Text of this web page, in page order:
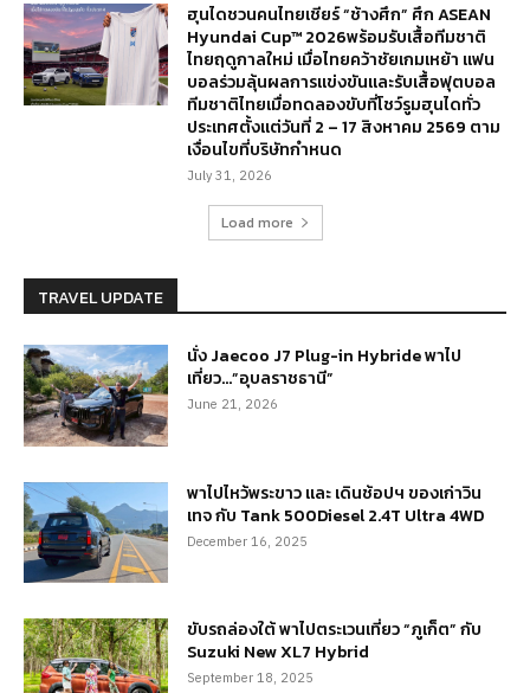
ฮุนไดชวนคนไทยเชียร์ “ช้างศึก” ศึก ASEAN
Hyundai Cup™ 2026พร้อมรับเสื้อทีมชาติ
ไทยฤดูกาลใหม่ เมื่อไทยคว้าชัยเกมเหย้า แฟน
บอลร่วมลุ้นผลการแข่งขันและรับเสื้อฟุตบอล
ทีมชาติไทยเมื่อทดลองขับที่โชว์รูมฮุนไดทั่ว
ประเทศตั้งแต่วันที่ 2 – 17 สิงหาคม 2569 ตาม
เงื่อนไขที่บริษัทกำหนด
July 31, 2026
Load more
TRAVEL UPDATE
นั่ง Jaecoo J7 Plug-in Hybride พาไป
เที่ยว…”อุบลราชธานี”
June 21, 2026
พาไปไหว้พระขาว และ เดินช้อปฯ ของเก่าวิน
เทจ กับ Tank 500Diesel 2.4T Ultra 4WD
December 16, 2025
ขับรถล่องใต้ พาไปตระเวนเที่ยว “ภูเก็ต” กับ
Suzuki New XL7 Hybrid
September 18, 2025